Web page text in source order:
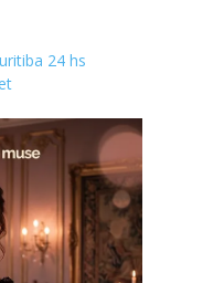
24 hs